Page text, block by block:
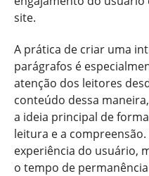
site.
A prática de criar uma
parágrafos é
atenção dos leitores
conteúdo dessa
a ideia principal de
leitura e a
experiência do usuário,
o tempo de